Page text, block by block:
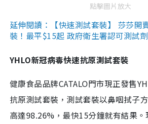
點擊圖片放大
延伸閱讀：【快速測試套裝】 莎莎開
裝！最平$15起 政府衛生署認可測試
YHLO新冠病毒快速抗原測試套裝
健康食品品牌CATALO門市現正發售
抗原測試套裝，測試套裝以鼻咽拭子
高達98.26%，最快15分鐘就有結果